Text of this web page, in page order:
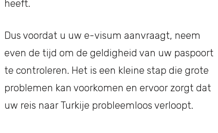
heeft.
Dus voordat u uw e-visum aanvraagt, neem
even de tijd om de geldigheid van uw paspoort
te controleren. Het is een kleine stap die grote
problemen kan voorkomen en ervoor zorgt dat
uw reis naar Turkije probleemloos verloopt.